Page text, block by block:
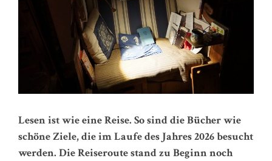
Lesen ist wie eine Reise. So sind die Bücher wie
schöne Ziele, die im Laufe des Jahres 2026 besucht
werden. Die Reiseroute stand zu Beginn noch